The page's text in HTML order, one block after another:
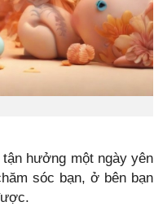
hưởng một ngày yên
sóc bạn, ở bên bạn